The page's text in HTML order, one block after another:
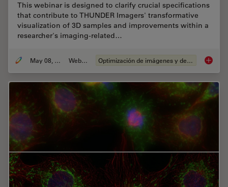
This webinar is designed to clarify crucial specifications
that contribute to THUNDER Imagers' transformative
visualization of 3D samples and improvements within a
researcher's imaging-related…
May 08, 2020 Webinar Optimización de imágenes y deconvolución